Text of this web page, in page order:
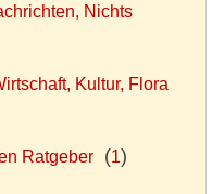
Nichts
Kultur, Flora
Ratgeber (1)